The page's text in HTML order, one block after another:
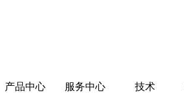
产品中心 服务中心 技术